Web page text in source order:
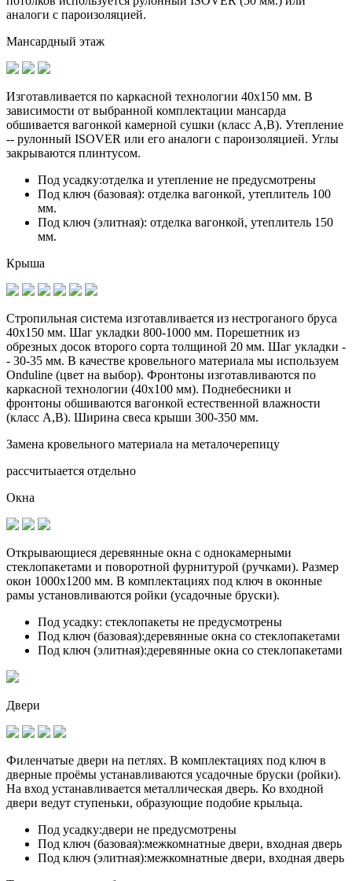
аналоги с пароизоляцией.
Мансардный этаж
Изготавливается по каркасной технологии 40х150 мм. В
зависимости от выбранной комплектации мансарда
обшивается вагонкой камерной сушки (класс А,В). Утепление
-- рулонный ISOVER или его аналоги с пароизоляцией. Углы
закрываются плинтусом.
Под усадку:отделка и утепление не предусмотрены
Под ключ (базовая): отделка вагонкой, утеплитель 100
мм.
Под ключ (элитная): отделка вагонкой, утеплитель 150
мм.
Крыша
Стропильная система изготавливается из нестроганого бруса
40х150 мм. Шаг укладки 800-1000 мм. Порешетник из
обрезных досок второго сорта толщиной 20 мм. Шаг укладки -
- 30-35 мм. В качестве кровельного материала мы используем
Onduline (цвет на выбор). Фронтоны изготавливаются по
каркасной технологии (40х100 мм). Поднебесники и
фронтоны обшиваются вагонкой естественной влажности
(класс А,В). Ширина свеса крыши 300-350 мм.
Замена кровельного материала на металочерепицу
рассчитыается отдельно
Окна
Открывающиеся деревянные окна с однокамерными
стеклопакетами и поворотной фурнитурой (ручками). Размер
окон 1000х1200 мм. В комплектациях под ключ в оконные
рамы установливаются ройки (усадочные бруски).
Под усадку: стеклопакеты не предусмотрены
Под ключ (базовая):деревянные окна со стеклопакетами
Под ключ (элитная):деревянные окна со стеклопакетами
Двери
Филенчатые двери на петлях. В комплектациях под ключ в
дверные проёмы устанавливаются усадочные бруски (ройки).
На вход устанавливается металлическая дверь. Ко входной
двери ведут ступеньки, образующие подобие крыльца.
Под усадку:двери не предусмотрены
Под ключ (базовая):межкомнатные двери, входная дверь
Под ключ (элитная):межкомнатные двери, входная дверь